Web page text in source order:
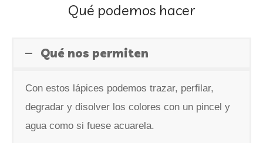
Qué podemos hacer
Qué nos permiten
Con estos lápices podemos trazar, perfilar,
degradar y disolver los colores con un pincel y
agua como si fuese acuarela.